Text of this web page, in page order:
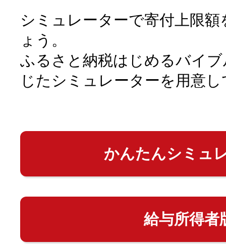
シミュレーターで寄付上限
ょう。
ふるさと納税はじめるバイ
じたシミュレーターを用意
かんたんシミュ
給与所得者